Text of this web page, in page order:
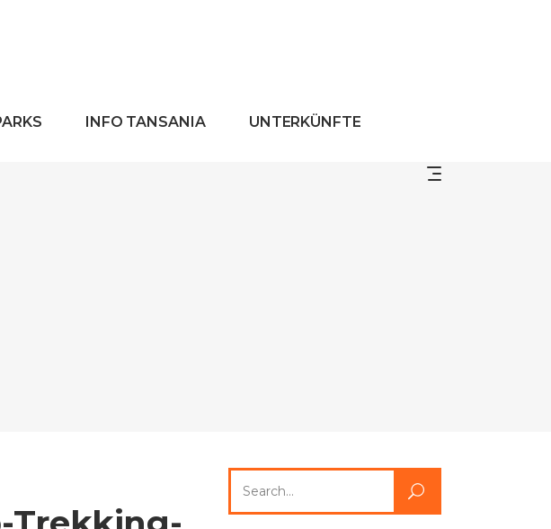
INFO TANSANIA UNTERKÜNFTE
for: